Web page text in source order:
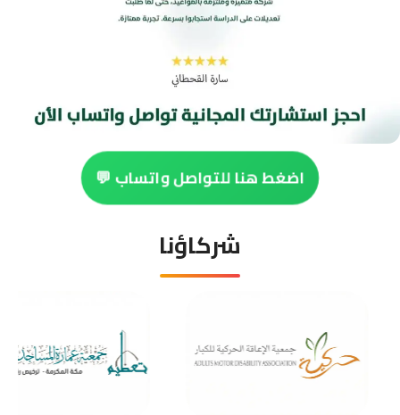
اضغط هنا للتواصل واتساب 💬
شركاؤنا